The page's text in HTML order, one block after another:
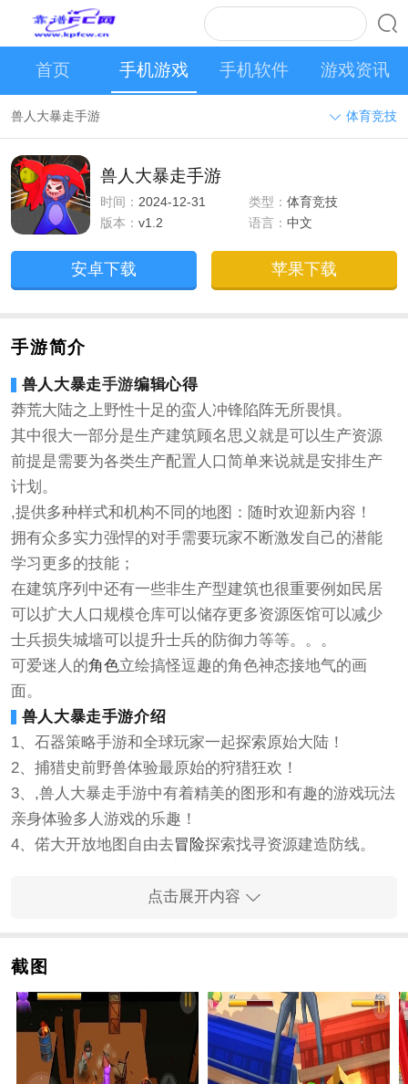
首页 手机游戏 手机软件 游戏资讯
兽人大暴走手游 体育竞技
兽人大暴走手游
时间： 2024-12-31 类型：体育竞技
版本：v1.2 语言：中文
安卓下载 苹果下载
手游简介
兽人大暴走手游编辑心得
莽荒大陆之上野性十足的蛮人冲锋陷阵无所畏惧。
其中很大一部分是生产建筑顾名思义就是可以生产资源
前提是需要为各类生产配置人口简单来说就是安排生产
计划。
,提供多种样式和机构不同的地图：随时欢迎新内容！
拥有众多实力强悍的对手需要玩家不断激发自己的潜能
学习更多的技能；
在建筑序列中还有一些非生产型建筑也很重要例如民居
可以扩大人口规模仓库可以储存更多资源医馆可以减少
士兵损失城墙可以提升士兵的防御力等等。。。
可爱迷人的角色立绘搞怪逗趣的角色神态接地气的画
面。
兽人大暴走手游介绍
1、石器策略手游和全球玩家一起探索原始大陆！
2、捕猎史前野兽体验最原始的狩猎狂欢！
3、,兽人大暴走手游中有着精美的图形和有趣的游戏玩法
亲身体验多人游戏的乐趣！
4、偌大开放地图自由去冒险探索找寻资源建造防线。
6、有了自己的附属领地以后就可以让他们为自己没日没
兽人大暴走手游特色
●生命点数：(力量点数提供的)+(武器提供的)=。
魔幻世界为题材的游戏游戏中的人物设计的非常可爱呆
萌但是丝毫不失战斗力。
,获得奖励并解锁数十个很酷的角色以满足您的收集愿
点击展开内容
截图